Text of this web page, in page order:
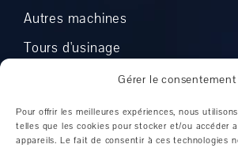
Gérer le consentement
Pour offrir les meilleures expériences, nous
telles que les cookies pour stocker et/ou accéder
appareils. Le fait de consentir à ces technologies
Autres machines
Tours d'usinage
Centres d'usinage d'occasion
automatisation
Centres CNC de tournage et de